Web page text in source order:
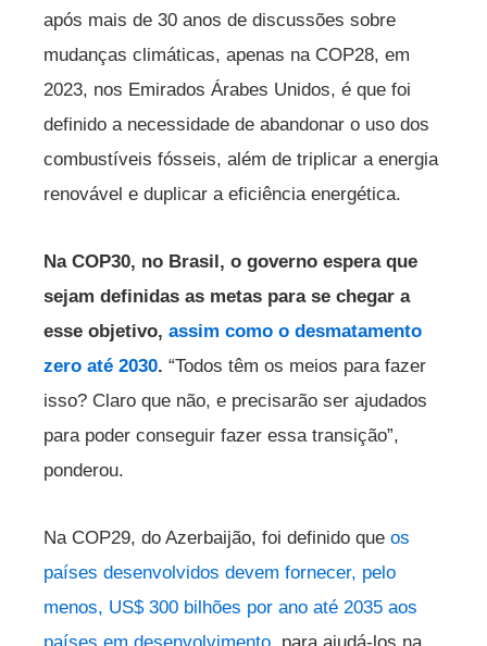
após mais de 30 anos de discussões sobre
mudanças climáticas, apenas na COP28, em
2023, nos Emirados Árabes Unidos, é que foi
definido a necessidade de abandonar o uso dos
combustíveis fósseis, além de triplicar a energia
renovável e duplicar a eficiência energética.
Na COP30, no Brasil, o governo espera que
sejam definidas as metas para se chegar a
esse objetivo, assim como o desmatamento
zero até 2030. “Todos têm os meios para fazer
isso? Claro que não, e precisarão ser ajudados
para poder conseguir fazer essa transição”,
ponderou.
Na COP29, do Azerbaijão, foi definido que os
países desenvolvidos devem fornecer, pelo
menos, US$ 300 bilhões por ano até 2035 aos